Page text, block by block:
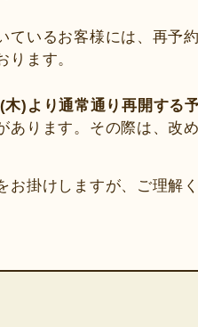
ているお客様には、再予
ります。
木)より通常通り再開する
あります。その際は、改
お掛けしますが、ご理解